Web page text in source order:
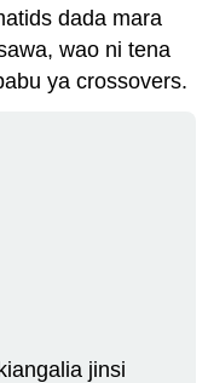
dada mara
wao ni tena
ya crossovers.
jinsi